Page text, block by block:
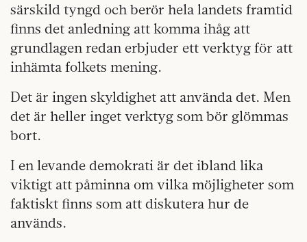
särskild tyngd och berör hela landets framtid
finns det anledning att komma ihåg att
grundlagen redan erbjuder ett verktyg för att
inhämta folkets mening.
Det är ingen skyldighet att använda det. Men
det är heller inget verktyg som bör glömmas
bort.
I en levande demokrati är det ibland lika
viktigt att påminna om vilka möjligheter som
faktiskt finns som att diskutera hur de
används.